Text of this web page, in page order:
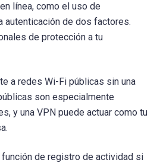
línea, como el uso de
autenticación de dos factores.
de protección a tu
a redes Wi-Fi públicas sin una
son especialmente
y una VPN puede actuar como tu
de registro de actividad si